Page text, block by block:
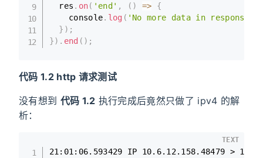
  res
. on( 'end' , ( ) =>
{
    console
. log ( 'No more data in response.'
} ) ;
}) . end ( ) ;
代码 1.2 http 请求测试
没有想到 代码 1.2 执行完成后竟然只做了 ipv4 的解
析：
21:01:06.593429 IP 10.6.12.158.48479 >
TEXT